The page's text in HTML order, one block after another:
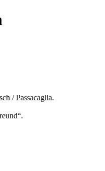
/ Passacaglia.